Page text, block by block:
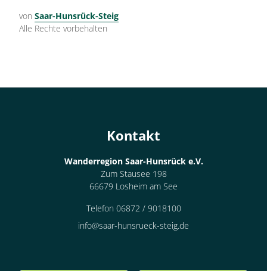
von Saar-Hunsrück-Steig
Alle Rechte vorbehalten
Kontakt
Wanderregion Saar-Hunsrück e.V.
Zum Stausee 198
66679 Losheim am See
Telefon 06872 / 9018100
info@saar-hunsrueck-steig.de